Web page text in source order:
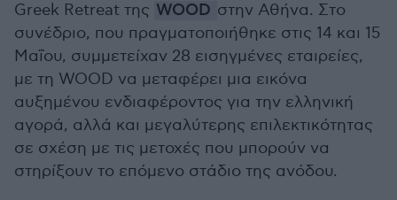
Greek Retreat της WOOD στην Αθήνα. Στο
συνέδριο, που πραγματοποιήθηκε στις 14 και 15
Μαΐου, συμμετείχαν 28 εισηγμένες εταιρείες,
με τη WOOD να μεταφέρει μια εικόνα
αυξημένου ενδιαφέροντος για την ελληνική
αγορά, αλλά και μεγαλύτερης επιλεκτικότητας
σε σχέση με τις μετοχές που μπορούν να
στηρίξουν το επόμενο στάδιο της ανόδου.